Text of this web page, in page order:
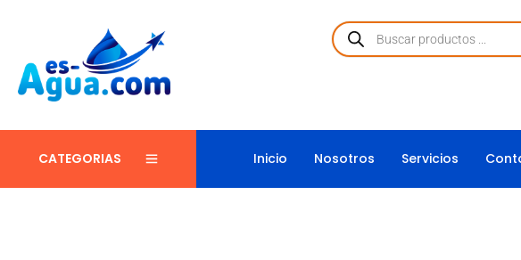
CATEGORIAS Inicio Nosotros Servicios